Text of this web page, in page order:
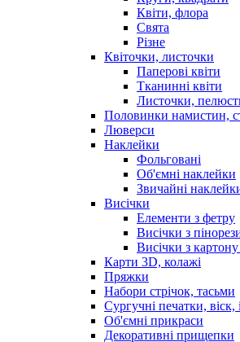
Квіти, флора
Свята
Різне
Квіточки, листочки
Паперові квіти
Тканинні квіти
Листочки,
Половинки намистин,
Люверси
Наклейки
Фольговані
Об'ємні наклейки
Звичайні
Висічки
Елементи з фетру
Висічки з
Висічки з
Карти 3D, колажі
Пряжки
Набори стрічок, тасьми
Сургучні печатки, віск,
Об'ємні прикраси
Декоративні прищепки